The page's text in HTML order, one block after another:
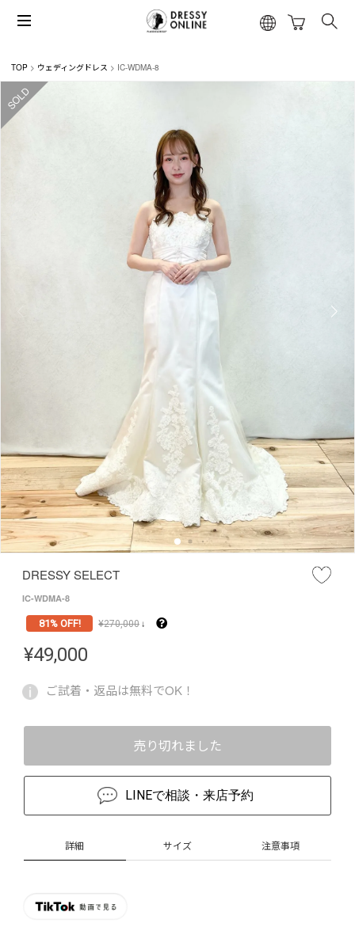
TOP ウェディングドレス IC-WDMA-8
DRESSY SELECT
IC-WDMA-8
¥270,000↓
81% OFF!
¥49,000
ご試着・返品は無料でOK！
売り切れました
LINEで相談・来店予約
詳細 サイズ 注意事項